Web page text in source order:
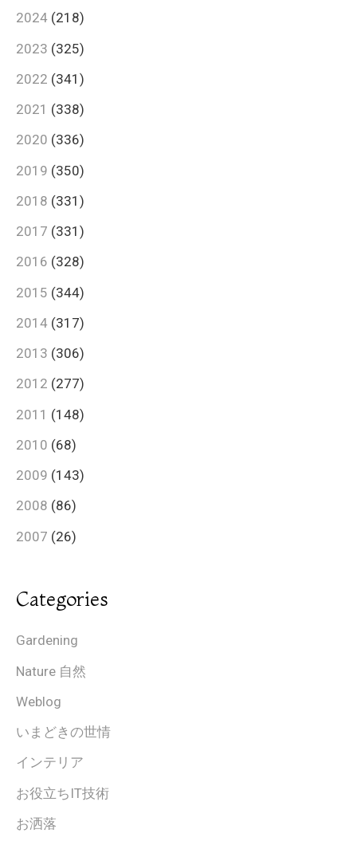
2024 (218)
2023 (325)
2022 (341)
2021 (338)
2020 (336)
2019 (350)
2018 (331)
2017 (331)
2016 (328)
2015 (344)
2014 (317)
2013 (306)
2012 (277)
2011 (148)
2010 (68)
2009 (143)
2008 (86)
2007 (26)
Categories
Gardening
Nature 自然
Weblog
いまどきの世情
インテリア
お役立ちIT技術
お洒落